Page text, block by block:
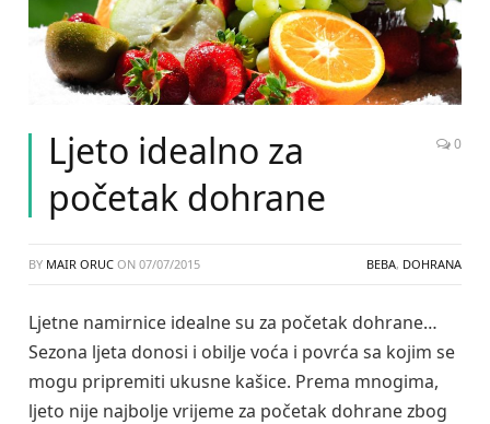
Ljeto idealno za
početak dohrane
0
BY MAIR ORUC ON 07/07/2015 BEBA, DOHRANA
Ljetne namirnice idealne su za početak dohrane…
Sezona ljeta donosi i obilje voća i povrća sa kojim se
mogu pripremiti ukusne kašice. Prema mnogima,
ljeto nije najbolje vrijeme za početak dohrane zbog